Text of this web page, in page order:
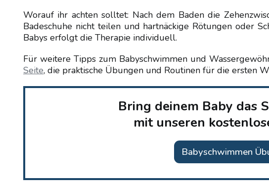
Worauf ihr achten solltet: Nach dem Baden die
Badeschuhe nicht teilen und hartnäckige Rötungen oder
Babys erfolgt die Therapie individuell.
Für weitere Tipps zum Babyschwimmen und
Seite, die praktische Übungen und Routinen für die ersten
Bring deinem Baby das
mit unseren
Babyschwimmen